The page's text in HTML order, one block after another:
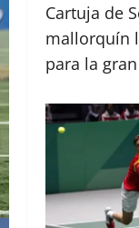
Cartuja de
mallorquín
para la